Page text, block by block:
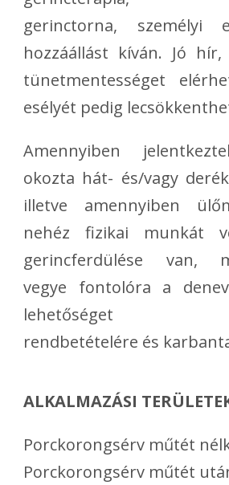
gerinctorna, személyi
hozzáállást kíván. Jó
tünetmentességet
esélyét pedig
Amennyiben
okozta hát- és/vagy
illetve amennyiben
nehéz fizikai munkát
gerincferdülése van,
vegye fontolóra a
lehetőséget
rendbetételére és
ALKALMAZÁSI
Porckorongsérv műtét
Porckorongsérv műtét